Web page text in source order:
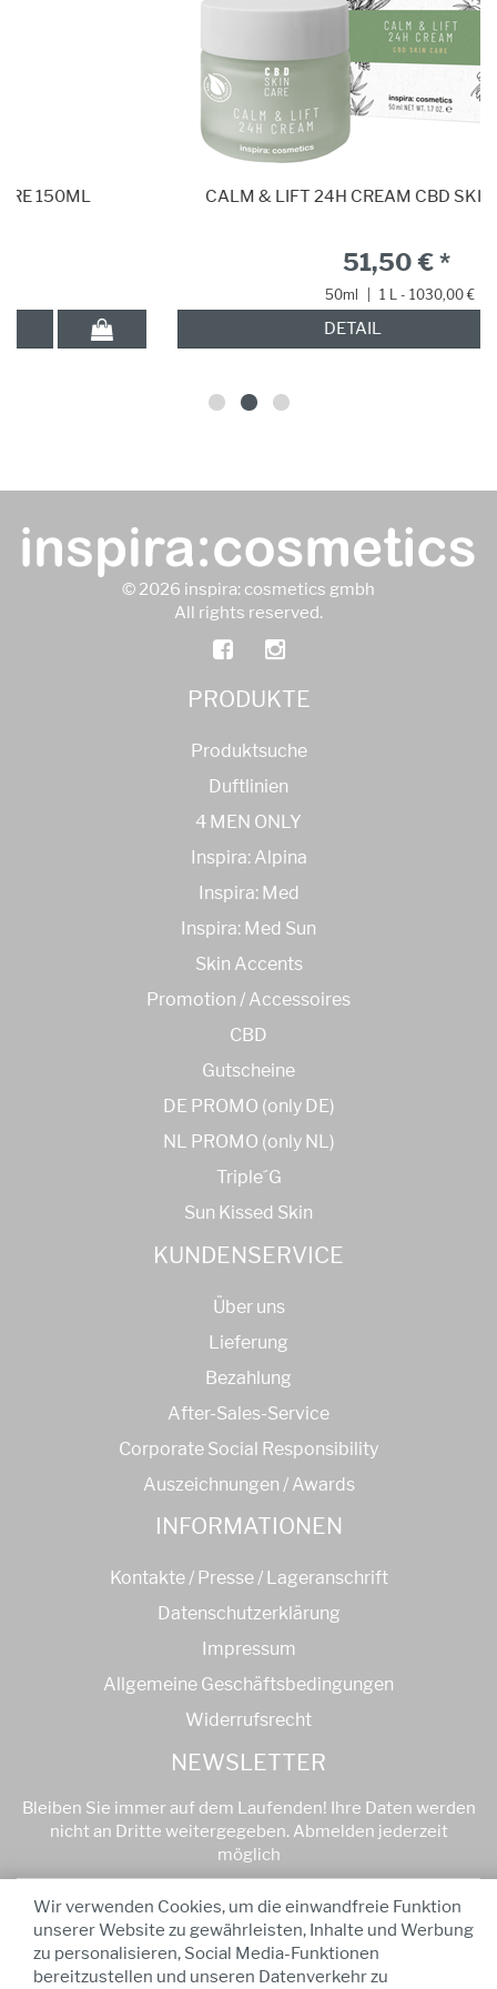
Wir verwenden Cookies, um die einwandfreie Funktion
unserer Website zu gewährleisten, Inhalte und Werbung
zu personalisieren, Social Media-Funktionen
bereitzustellen und unseren Datenverkehr zu
CALM & LIFT 24H CREAM CBD SKIN CARE 50ML
1 L - 1030,00 €
© 2026 inspira: cosmetics gmbh
All rights reserved.
PRODUKTE
Produktsuche
Duftlinien
4 MEN ONLY
Inspira: Alpina
Inspira: Med
Inspira: Med Sun
Skin Accents
Promotion / Accessoires
CBD
Gutscheine
DE PROMO (only DE)
NL PROMO (only NL)
Triple´G
Sun Kissed Skin
KUNDENSERVICE
Über uns
Lieferung
Bezahlung
After-Sales-Service
Corporate Social Responsibility
Auszeichnungen / Awards
INFORMATIONEN
Kontakte / Presse / Lageranschrift
Datenschutzerklärung
Impressum
Allgemeine Geschäftsbedingungen
Widerrufsrecht
NEWSLETTER
Bleiben Sie immer auf dem Laufenden! Ihre Daten werden
nicht an Dritte weitergegeben. Abmelden jederzeit
möglich
Anmelden
* Alle Preise sind inkl. MwSt-Ab einem Bestellwert von